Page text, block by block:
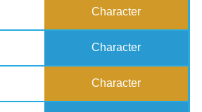
Character
Character
Character